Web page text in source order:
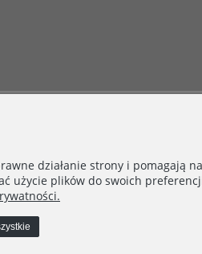
działanie strony i pomagają
użycie plików do swoich